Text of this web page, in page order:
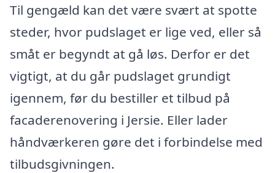
Til gengæld kan det være svært at spotte
steder, hvor pudslaget er lige ved, eller så
småt er begyndt at gå løs. Derfor er det
vigtigt, at du går pudslaget grundigt
igennem, før du bestiller et tilbud på
facaderenovering i Jersie. Eller lader
håndværkeren gøre det i forbindelse med
tilbudsgivningen.